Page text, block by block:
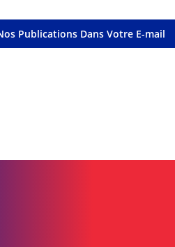
Publications Dans Votre E-mail